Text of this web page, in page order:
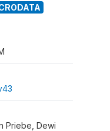
Priebe, Dewi